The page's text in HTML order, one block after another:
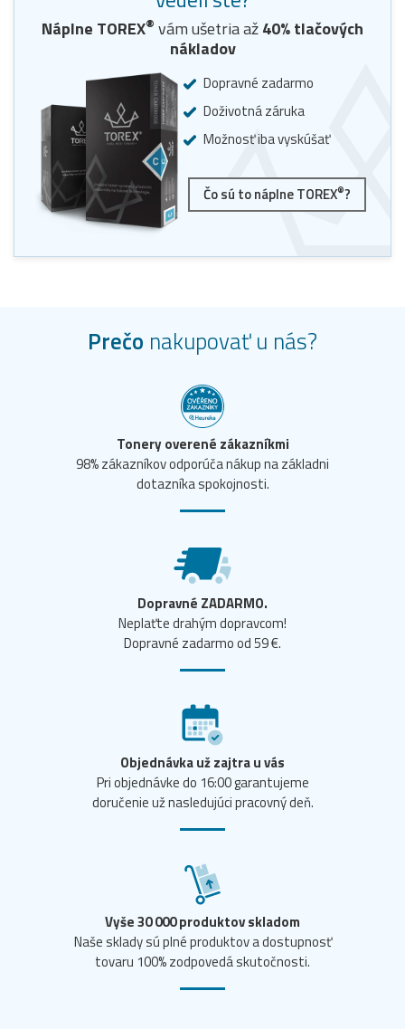
Náplne TOREX® vám ušetria až40% tlačových
nákladov
Dopravné zadarmo
Doživotná záruka
Možnosť iba vyskúšať
Čo sú to náplne TOREX®?
Prečo nakupovať u nás?
Tonery overené zákazníkmi
98% zákazníkov odporúča nákup na základni
dotazníka spokojnosti.
Dopravné ZADARMO.
Neplaťte drahým dopravcom!
Dopravné zadarmo od 59 €.
Objednávka už zajtra u vás
Pri objednávke do 16:00 garantujeme
doručenie už nasledujúci pracovný deň.
Vyše 30 000 produktov skladom
Naše sklady sú plné produktov a dostupnosť
tovaru 100% zodpovedá skutočnosti.